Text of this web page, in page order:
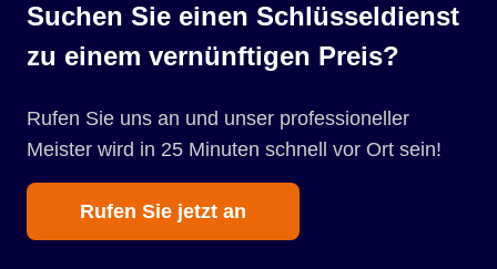
Suchen Sie einen Schlüsseldienst
zu einem vernünftigen Preis?
Rufen Sie uns an und unser professioneller
Meister wird in 25 Minuten schnell vor Ort sein!
Rufen Sie jetzt an